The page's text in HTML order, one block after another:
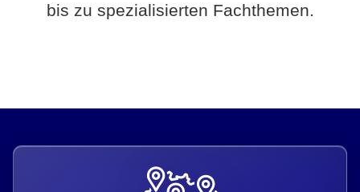
bis zu spezialisierten Fachthemen.